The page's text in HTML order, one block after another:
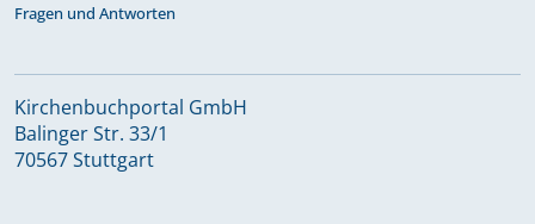
Fragen und Antworten
Kirchenbuchportal GmbH
Balinger Str. 33/1
70567 Stuttgart